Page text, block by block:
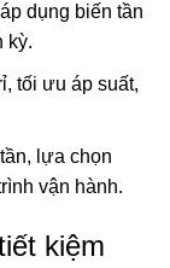
dụng biến tần
kỳ.
tối ưu áp suất,
lựa chọn
vận hành.
kiệm